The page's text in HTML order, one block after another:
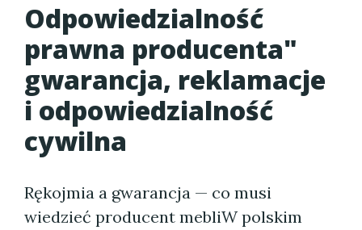
Odpowiedzialność
prawna producenta"
gwarancja, reklamacje
i odpowiedzialność
cywilna
Rękojmia a gwarancja — co musi
wiedzieć producent mebliW polskim